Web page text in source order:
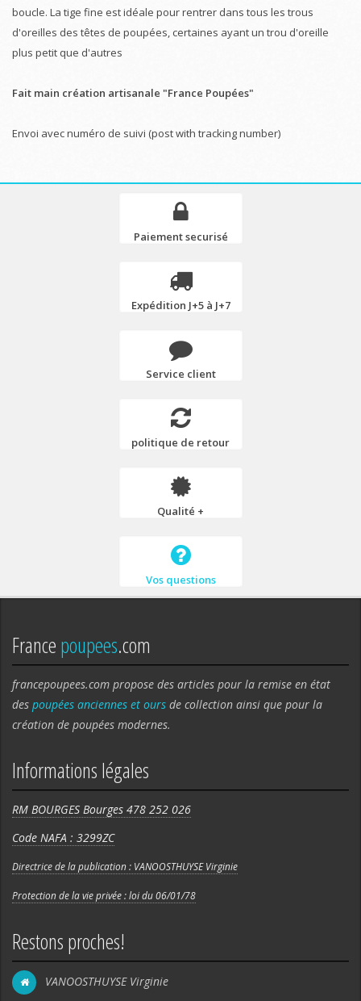
boucle. La tige fine est idéale pour rentrer dans tous les trous
d'oreilles des têtes de poupées, certaines ayant un trou d'oreille
plus petit que d'autres
Fait main création artisanale "France Poupées"
Envoi avec numéro de suivi (post with tracking number)
Paiement securisé
Expédition J+5 à J+7
Service client
politique de retour
Qualité +
Vos questions
Francepoupees.com
francepoupees.com propose des articles pour la remise en état
des poupées anciennes et ours de collection ainsi que pour la
création de poupées modernes.
Informations légales
RM BOURGES Bourges 478 252 026
Code NAFA : 3299ZC
Directrice de la publication : VANOOSTHUYSE Virginie
Protection de la vie privée : loi du 06/01/78
Restons proches!
VANOOSTHUYSE Virginie